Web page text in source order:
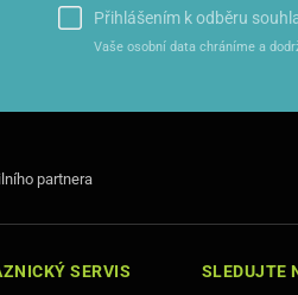
Přihlášením k odběru
Vaše osobní data chráníme a
partnera
SERVIS SLEDUJTE